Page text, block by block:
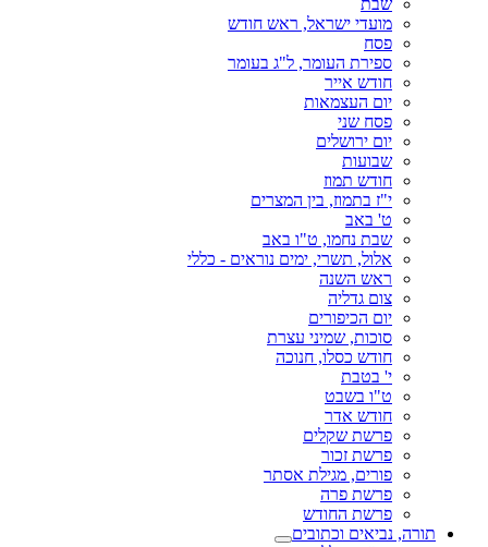
שבת
מועדי ישראל, ראש חודש
פסח
ספירת העומר, ל"ג בעומר
חודש אייר
יום העצמאות
פסח שני
יום ירושלים
שבועות
חודש תמוז
י"ז בתמוז, בין המצרים
ט' באב
שבת נחמו, ט"ו באב
אלול, תשרי, ימים נוראים - כללי
ראש השנה
צום גדליה
יום הכיפורים
סוכות, שמיני עצרת
חודש כסלו, חנוכה
י' בטבת
ט"ו בשבט
חודש אדר
פרשת שקלים
פרשת זכור
פורים, מגילת אסתר
פרשת פרה
פרשת החודש
תורה, נביאים וכתובים